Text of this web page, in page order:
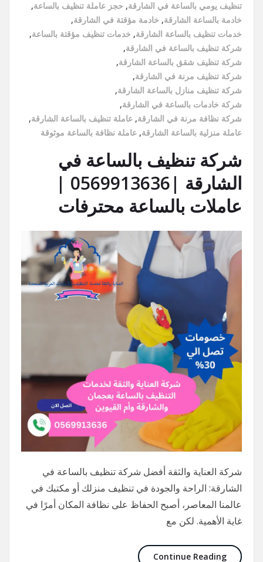
تنظيف يومي بالساعة في الشارقة, حجز عاملة تنظيف بالساعة,
خادمة بالساعة الشارقة, خادمة مؤقتة في الشارقة,
خدمات تنظيف بالساعة الشارقة, خدمات تنظيف مؤقتة بالساعة,
شركة تنظيف بالساعة في الشارقة,
شركة تنظيف شقق بالساعة الشارقة,
شركة تنظيف مرنة في الشارقة,
شركة تنظيف منازل بالساعة الشارقة,
شركة خادمات بالساعة في الشارقة,
شركة نظافة مرنة في الشارقة, عاملة تنظيف بالساعة الشارقة,
عاملة منزلية بالساعة الشارقة, عاملة نظافة بالساعة موثوقة
شركة تنظيف بالساعة في
الشارقة |0569913636 |
عاملات بالساعة محترفات
شركة العناية والثقة أفضل شركة تنظيف بالساعة في
الشارقة: الراحة والجودة في تنظيف منزلك أو مكتبك في
عالمنا المعاصر، أصبح الحفاظ على نظافة المكان أمرًا في
غاية الأهمية. لكن مع
Continue Reading